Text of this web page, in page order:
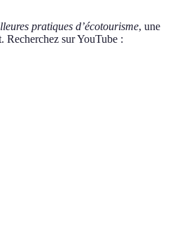
pratiques d’écotourisme, une
Recherchez sur YouTube :